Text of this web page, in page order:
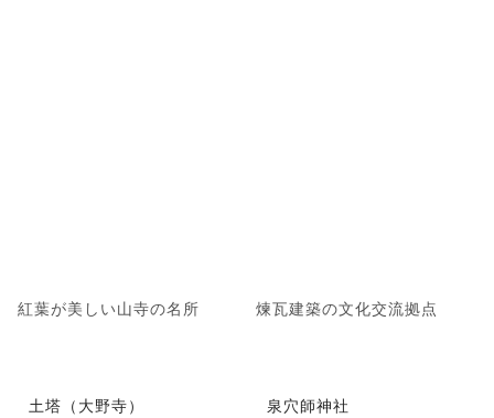
紅葉が美しい山寺の名所 煉瓦建築の文化交流拠点
土塔（大野寺） 泉穴師神社